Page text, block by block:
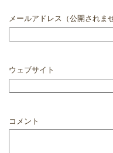
メールアドレス（公開されま
ウェブサイト
コメント